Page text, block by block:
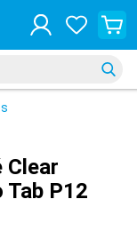
Clear
Tab P12